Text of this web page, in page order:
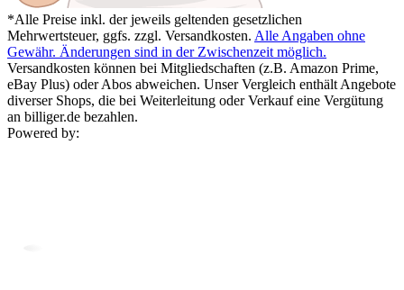
*Alle Preise inkl. der jeweils geltenden gesetzlichen
Mehrwertsteuer, ggfs. zzgl. Versandkosten. Alle Angaben ohne
Gewähr. Änderungen sind in der Zwischenzeit möglich.
Versandkosten können bei Mitgliedschaften (z.B. Amazon Prime,
eBay Plus) oder Abos abweichen. Unser Vergleich enthält Angebote
diverser Shops, die bei Weiterleitung oder Verkauf eine Vergütung
an billiger.de bezahlen.
Powered by: